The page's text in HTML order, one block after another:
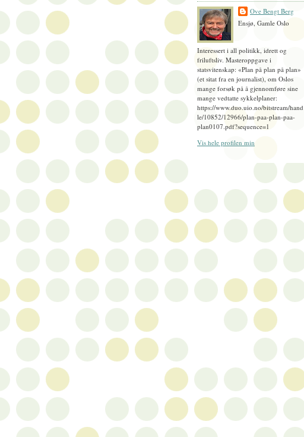
Ove Bengt Berg
Ensjø, Gamle Oslo
Interessert i all politikk, idrett og
friluftsliv. Masteroppgave i
statsvitenskap: «Plan på plan på plan»
(et sitat fra en journalist), om Oslos
mange forsøk på å gjennomføre sine
mange vedtatte sykkelplaner:
https://www.duo.uio.no/bitstream/hand
le/10852/12966/plan-paa-plan-paa-
plan0107.pdf?sequence=1
Vis hele profilen min